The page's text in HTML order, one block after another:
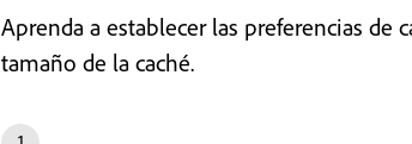
Aprenda a establecer las preferencias
tamaño de la caché.